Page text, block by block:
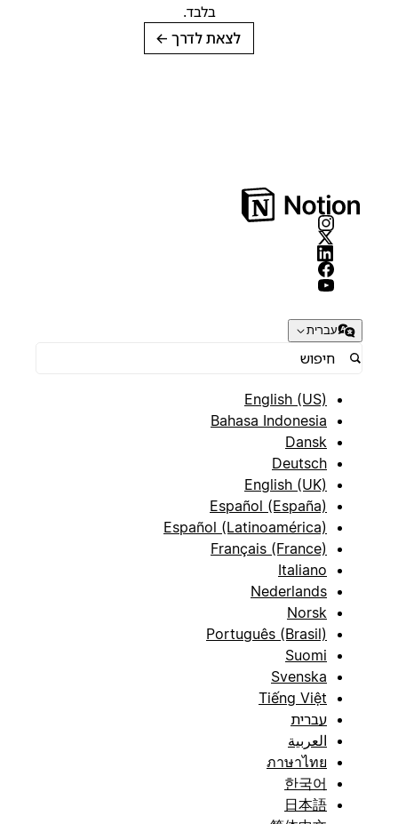
בלבד.
לצאת לדרך→
עברית
English (US)
Bahasa Indonesia
Dansk
Deutsch
English (UK)
Español (España)
Español (Latinoamérica)
Français (France)
Italiano
Nederlands
Norsk
Português (Brasil)
Suomi
Svenska
Tiếng Việt
עברית
العربية
ภาษาไทย
한국어
日本語